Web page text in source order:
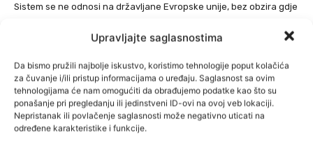
Upravljajte saglasnostima
Da bismo pružili najbolje iskustvo, koristimo tehnologije poput kolačića
za čuvanje i/ili pristup informacijama o uređaju. Saglasnost sa ovim
tehnologijama će nam omogućiti da obrađujemo podatke kao što su
ponašanje pri pregledanju ili jedinstveni ID-ovi na ovoj veb lokaciji.
Nepristanak ili povlačenje saglasnosti može negativno uticati na
određene karakteristike i funkcije.
Sistem se ne odnosi na državljane Evropske unije, bez obzira gdje
susjednim državama ili drugim trećim zemljama, prelazit će
lične karte, bez obaveze biometrijskog evidentiranja.
Produženi termini primjene EES sistema u prvim danima
decembra mogli bi biti jedan od najopterećenijih perioda od
početka njegovog uvođenja. Putnicima se savjetuje da prate